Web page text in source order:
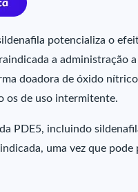
potencializa o
a administração
doadora de óxido
os de uso intermitente.
PDE5, incluindo
uma vez que